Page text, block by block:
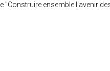
"Construire ensemble l'avenir